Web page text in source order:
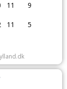
11 9
11 5